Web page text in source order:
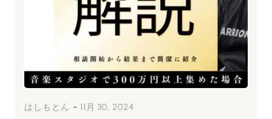
はしもとん - 11月 30, 2024